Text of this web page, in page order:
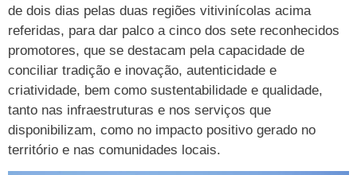
de dois dias pelas duas regiões vitivinícolas acima
referidas, para dar palco a cinco dos sete reconhecidos
promotores, que se destacam pela capacidade de
conciliar tradição e inovação, autenticidade e
criatividade, bem como sustentabilidade e qualidade,
tanto nas infraestruturas e nos serviços que
disponibilizam, como no impacto positivo gerado no
território e nas comunidades locais.